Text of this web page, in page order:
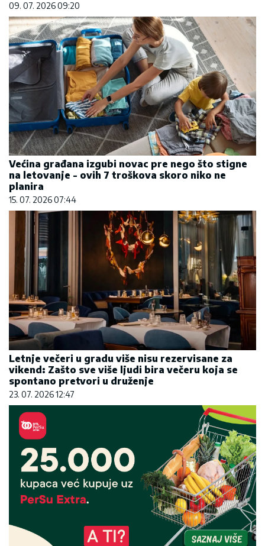
09. 07. 2026 09:20
Većina građana izgubi novac pre nego što stigne
na letovanje - ovih 7 troškova skoro niko ne
planira
15. 07. 2026 07:44
Letnje večeri u gradu više nisu rezervisane za
vikend: Zašto sve više ljudi bira večeru koja se
spontano pretvori u druženje
23. 07. 2026 12:47